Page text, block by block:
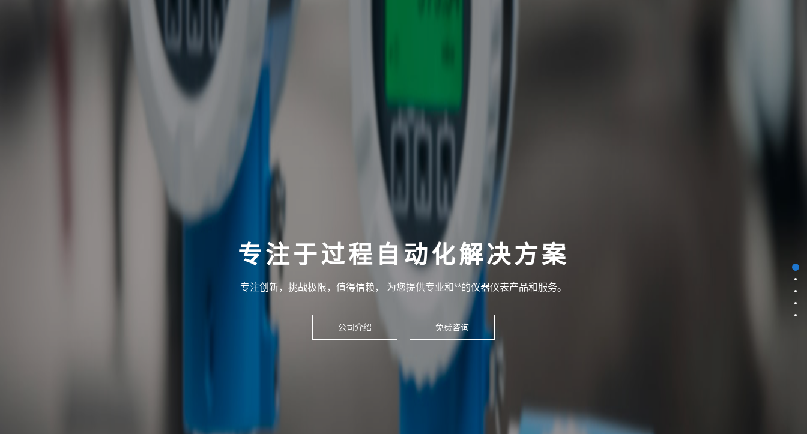
专注于过程自动化解决方案
专注创新，挑战极限，值得信赖， 为您提供专业和**的仪器仪表产品和服务。
公司介绍 免费咨询